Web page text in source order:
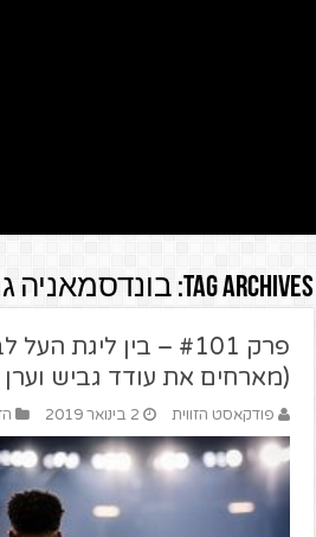
Tag Archives: בונדסמאניה
פרק #101 – בין ליגת
(מארחים את עודד גביש וערן
פודקאסט הזווית 2 בינואר 2019